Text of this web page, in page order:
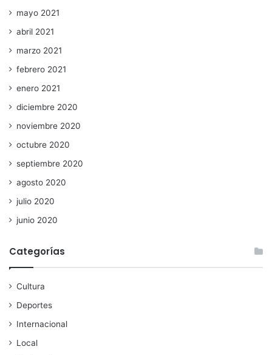
mayo 2021
abril 2021
marzo 2021
febrero 2021
enero 2021
diciembre 2020
noviembre 2020
octubre 2020
septiembre 2020
agosto 2020
julio 2020
junio 2020
Categorías
Cultura
Deportes
Internacional
Local